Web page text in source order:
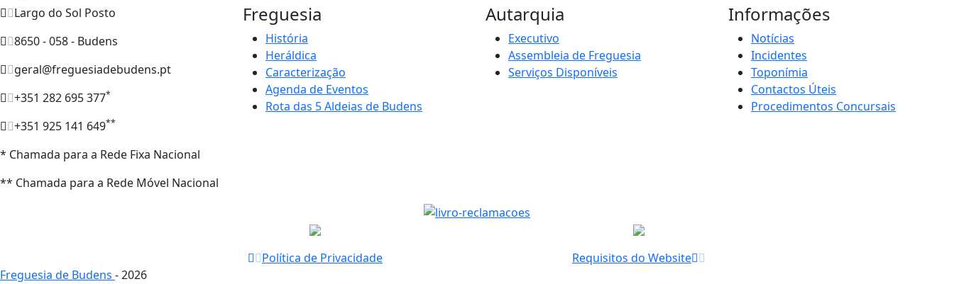
Largo do Sol Posto
8650 - 058 - Budens
geral@freguesiadebudens.pt
+351 282 695 377*
+351 925 141 649**
* Chamada para a Rede Fixa Nacional
** Chamada para a Rede Móvel Nacional
Freguesia
História
Heráldica
Caracterização
Agenda de Eventos
Rota das 5 Aldeias de Budens
Autarquia
Executivo
Assembleia de Freguesia
Serviços Disponíveis
Informações
Notícias
Incidentes
Toponímia
Contactos Úteis
Procedimentos Concursais
Política de Privacidade
Requisitos do Website
Freguesia de Budens - 2026